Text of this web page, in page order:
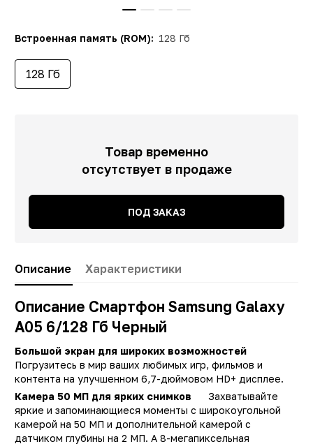
Встроенная память (ROM): 128 Гб
128 Гб
Товар временно
отсутствует в продаже
ПОД ЗАКАЗ
Описание Характеристики
Описание Смартфон Samsung Galaxy
A05 6/128 Гб Черный
Большой экран для широких возможностей
Погрузитесь в мир ваших любимых игр, фильмов и
контента на улучшенном 6,7-дюймовом HD+ дисплее.
Камера 50 МП для ярких снимков Захватывайте
яркие и запоминающиеся моменты с широкоугольной
камерой на 50 МП и дополнительной камерой с
датчиком глубины на 2 МП. А 8-мегапиксельная